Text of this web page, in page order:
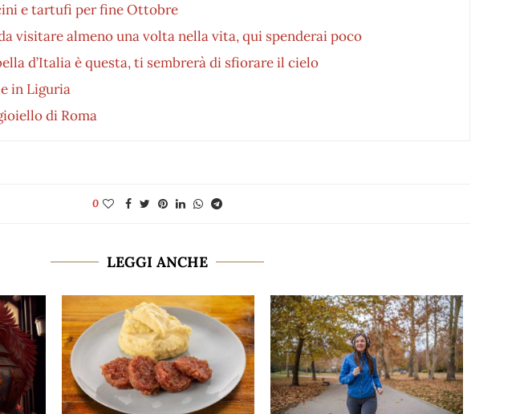
e tartufi per fine Ottobre
visitare almeno una volta nella vita, qui spenderai poco
d’Italia è questa, ti sembrerà di sfiorare il cielo
in Liguria
di Roma
0
LEGGI ANCHE